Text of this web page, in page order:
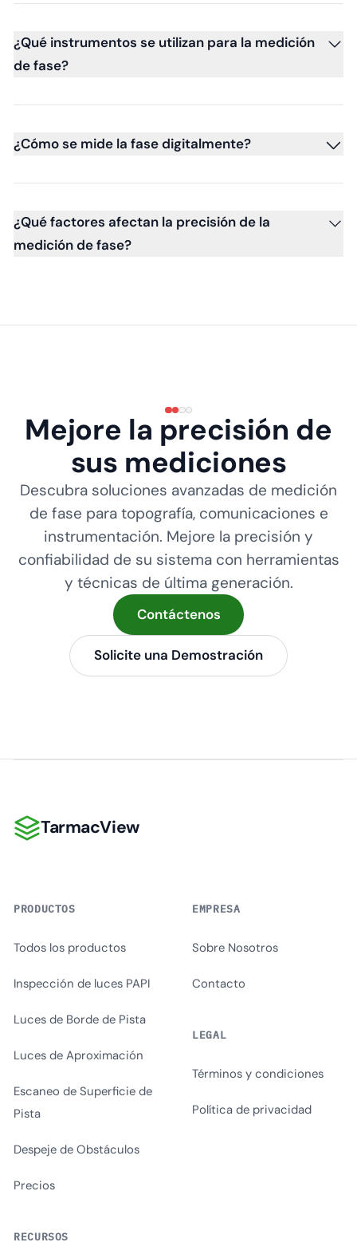
¿Qué instrumentos se utilizan para la medición
de fase?
¿Cómo se mide la fase digitalmente?
¿Qué factores afectan la precisión de la
medición de fase?
Mejore la precisión de
sus mediciones
Descubra soluciones avanzadas de medición
de fase para topografía, comunicaciones e
instrumentación. Mejore la precisión y
confiabilidad de su sistema con herramientas
y técnicas de última generación.
Contáctenos
Solicite una Demostración
TarmacView
TarmacView
PRODUCTOS
Todos los productos
Inspección de luces PAPI
Luces de Borde de Pista
Luces de Aproximación
Escaneo de Superficie de
Pista
Despeje de Obstáculos
Precios
RECURSOS
EMPRESA
Sobre Nosotros
Contacto
LEGAL
Términos y condiciones
Política de privacidad